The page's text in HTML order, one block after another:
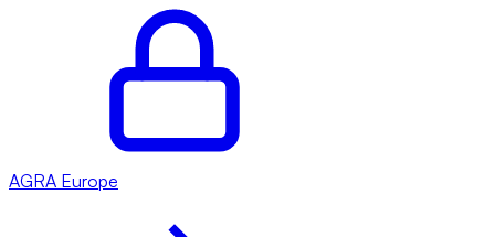
AGRA Europe